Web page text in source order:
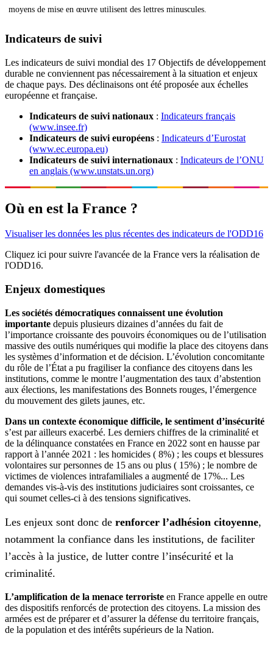
moyens de mise en œuvre utilisent des lettres minuscules.
Indicateurs de suivi
Les indicateurs de suivi mondial des 17 Objectifs de développement
durable ne conviennent pas nécessairement à la situation et enjeux
de chaque pays. Des déclinaisons ont été proposée aux échelles
européenne et française.
Indicateurs de suivi nationaux : Indicateurs français
(www.insee.fr)
Indicateurs de suivi européens : Indicateurs d’Eurostat
(www.ec.europa.eu)
Indicateurs de suivi internationaux : Indicateurs de l’ONU
en anglais (www.unstats.un.org)
Où en est la France ?
Visualiser les données les plus récentes des indicateurs de l'ODD16
Cliquez ici pour suivre l'avancée de la France vers la réalisation de
l'ODD16.
Enjeux domestiques
Les sociétés démocratiques connaissent une évolution
importante depuis plusieurs dizaines d’années du fait de
l’importance croissante des pouvoirs économiques ou de l’utilisation
massive des outils numériques qui modifie la place des citoyens dans
les systèmes d’information et de décision. L’évolution concomitante
du rôle de l’État a pu fragiliser la confiance des citoyens dans les
institutions, comme le montre l’augmentation des taux d’abstention
aux élections, les manifestations des Bonnets rouges, l’émergence
du mouvement des gilets jaunes, etc.
Dans un contexte économique difficile, le sentiment d’insécurité
s’est par ailleurs exacerbé. Les derniers chiffres de la criminalité et
de la délinquance constatées en France en 2022 sont en hausse par
rapport à l’année 2021 : les homicides ( 8%) ; les coups et blessures
volontaires sur personnes de 15 ans ou plus ( 15%) ; le nombre de
victimes de violences intrafamiliales a augmenté de 17%... Les
demandes vis-à-vis des institutions judiciaires sont croissantes, ce
qui soumet celles-ci à des tensions significatives.
Les enjeux sont donc de renforcer l’adhésion citoyenne,
notamment la confiance dans les institutions, de faciliter
l’accès à la justice, de lutter contre l’insécurité et la
criminalité.
L’amplification de la menace terroriste en France appelle en outre
des dispositifs renforcés de protection des citoyens. La mission des
armées est de préparer et d’assurer la défense du territoire français,
de la population et des intérêts supérieurs de la Nation.